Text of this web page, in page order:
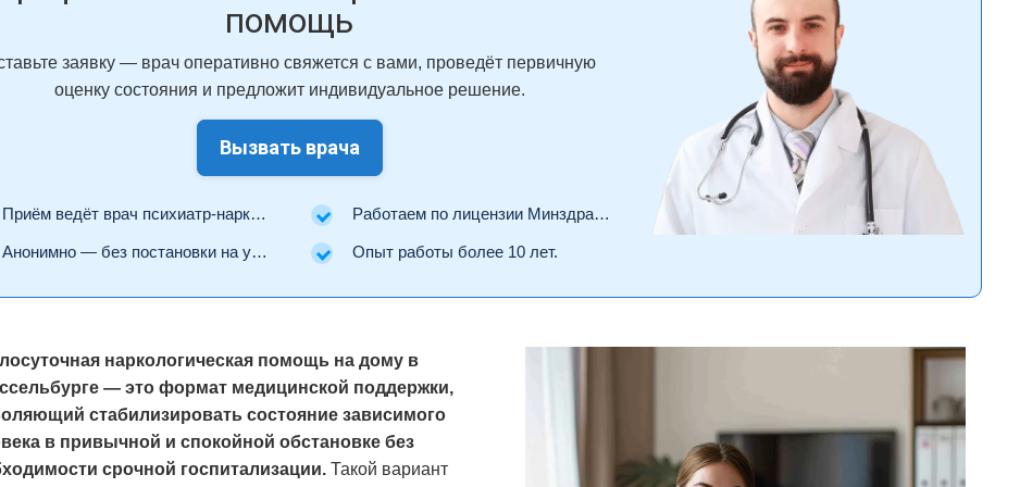
помощь
заявку — врач оперативно свяжется с вами, проведёт первичную
оценку состояния и предложит индивидуальное решение.
Вызвать врача
Приём ведёт врач психиатр-нарколог. Работаем по лицензии Минздрава РФ.
Анонимно — без постановки на учёт. Опыт работы более 10 лет.
наркологическая помощь на дому в
— это формат медицинской поддержки,
стабилизировать состояние зависимого
в привычной и спокойной обстановке без
срочной госпитализации.Такой вариант